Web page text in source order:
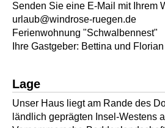
Senden Sie eine E-Mail mit Ihrem
urlaub@windrose-ruegen.de
Ferienwohnung "Schwalbennest"
Ihre Gastgeber: Bettina und
Lage
Unser Haus liegt am Rande des
ländlich geprägten Insel-Westens